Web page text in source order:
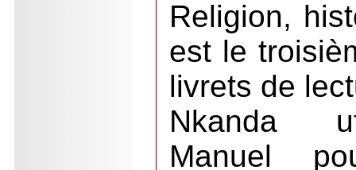
Religion,
est le
livrets de
Nkanda
Manuel